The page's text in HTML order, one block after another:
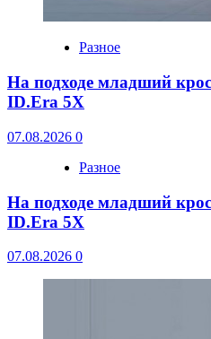
Разное
На подходе младший
ID.Era 5X
07.08.2026 0
Разное
На подходе младший
ID.Era 5X
07.08.2026 0